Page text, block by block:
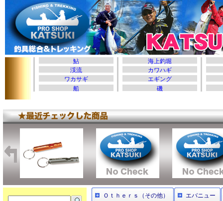
Ｏｔｈｅｒｓ（その他） エバニュー